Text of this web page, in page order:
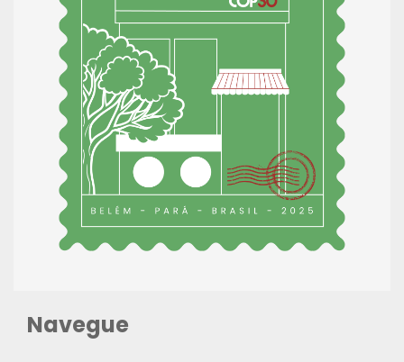
Navegue